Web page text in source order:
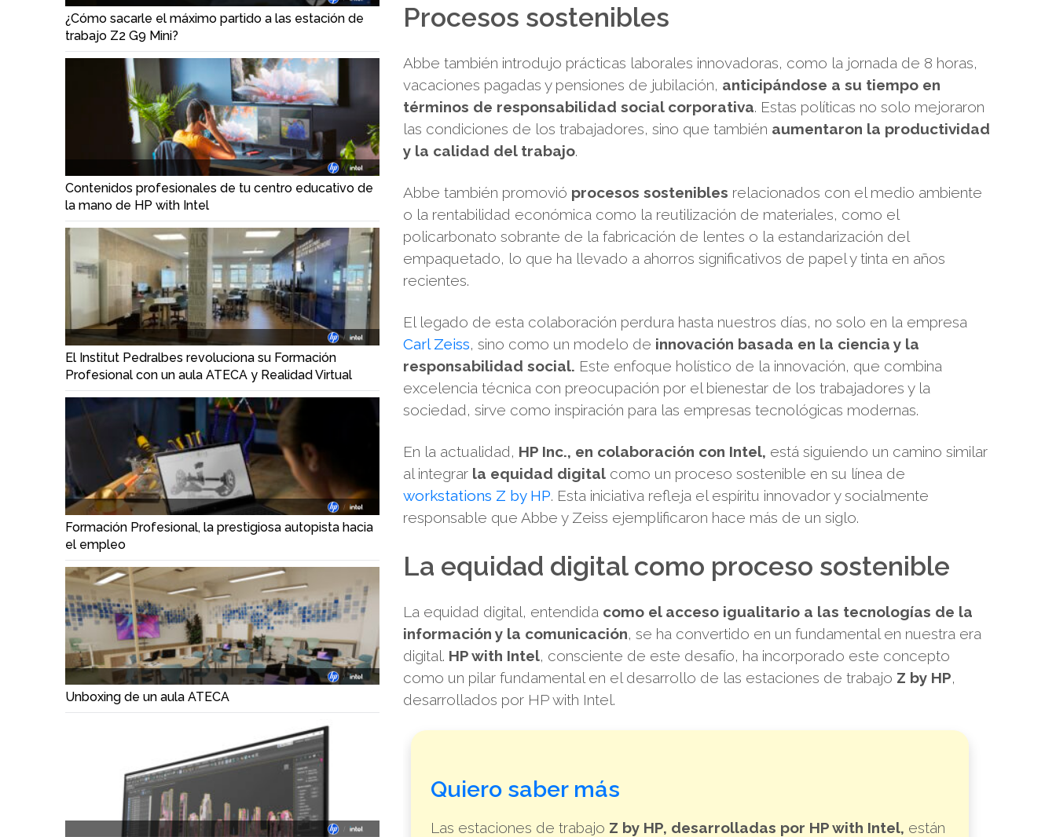
¿Cómo sacarle el máximo partido a las estación de
trabajo Z2 G9 Mini?
Contenidos profesionales de tu centro educativo de
la mano de HP with Intel
El Institut Pedralbes revoluciona su Formación
Profesional con un aula ATECA y Realidad Virtual
Formación Profesional, la prestigiosa autopista hacia
el empleo
Unboxing de un aula ATECA
Procesos sostenibles
Abbe también introdujo prácticas laborales innovadoras, como la jornada de 8 horas,
vacaciones pagadas y pensiones de jubilación, anticipándose a su tiempo en
términos de responsabilidad social corporativa. Estas políticas no solo mejoraron
las condiciones de los trabajadores, sino que también aumentaron la productividad
y la calidad del trabajo.
Abbe también promovió procesos sostenibles relacionados con el medio ambiente
o la rentabilidad económica como la reutilización de materiales, como el
policarbonato sobrante de la fabricación de lentes o la estandarización del
empaquetado, lo que ha llevado a ahorros significativos de papel y tinta en años
recientes.
El legado de esta colaboración perdura hasta nuestros días, no solo en la empresa
Carl Zeiss, sino como un modelo de innovación basada en la ciencia y la
responsabilidad social. Este enfoque holístico de la innovación, que combina
excelencia técnica con preocupación por el bienestar de los trabajadores y la
sociedad, sirve como inspiración para las empresas tecnológicas modernas.
En la actualidad, HP Inc., en colaboración con Intel, está siguiendo un camino similar
al integrar la equidad digital como un proceso sostenible en su línea de
workstations Z by HP. Esta iniciativa refleja el espíritu innovador y socialmente
responsable que Abbe y Zeiss ejemplificaron hace más de un siglo.
La equidad digital como proceso sostenible
La equidad digital, entendida como el acceso igualitario a las tecnologías de la
información y la comunicación, se ha convertido en un fundamental en nuestra era
digital. HP with Intel, consciente de este desafío, ha incorporado este concepto
como un pilar fundamental en el desarrollo de las estaciones de trabajo Z by HP,
desarrollados por HP with Intel.
Quiero saber más
Las estaciones de trabajo Z by HP, desarrolladas por HP with Intel, están